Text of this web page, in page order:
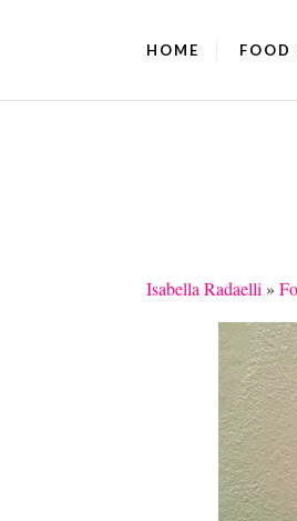
HOME FOOD
Isabella Radaelli »